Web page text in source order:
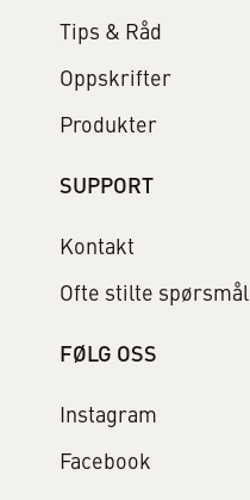
Tips & Råd
Oppskrifter
Produkter
SUPPORT
Kontakt
Ofte stilte spørsmål
FØLG OSS
Instagram
Facebook